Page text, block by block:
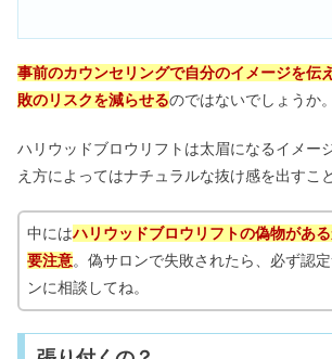
事前のカウンセリングで自分のイメージを伝
敗のリスクを減らせるのではないでしょうか。
ハリウッドブロウリフトは太眉になるイメー
え方によってはナチュラルな抜け感を出すこ
中にはハリウッドブロウリフトの偽物があ
要注意。偽サロンで失敗されたら、必ず認
ンに相談してね。